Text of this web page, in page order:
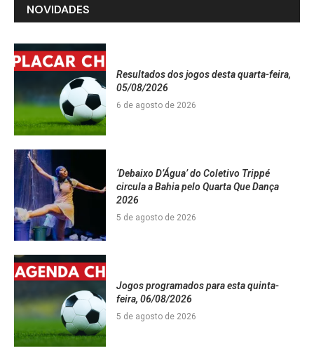
NOVIDADES
Resultados dos jogos desta quarta-feira,
05/08/2026
6 de agosto de 2026
‘Debaixo D’Água’ do Coletivo Trippé
circula a Bahia pelo Quarta Que Dança
2026
5 de agosto de 2026
Jogos programados para esta quinta-
feira, 06/08/2026
5 de agosto de 2026